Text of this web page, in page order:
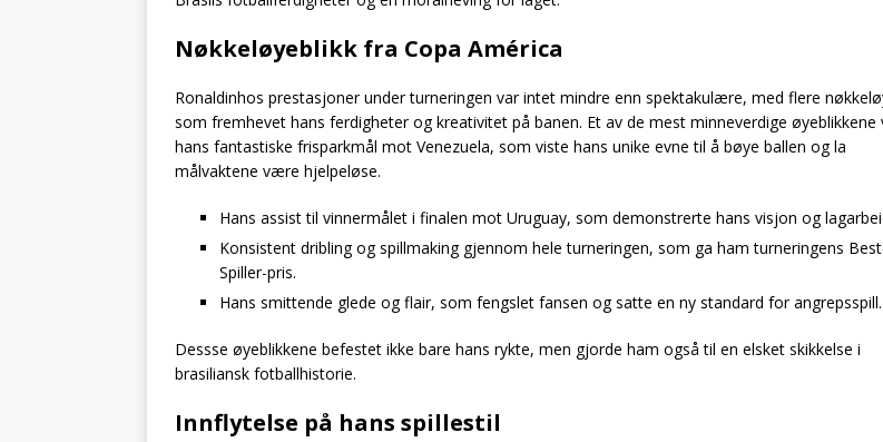
Nøkkeløyeblikk fra Copa América
Ronaldinhos prestasjoner under turneringen var intet mindre enn spektakulære, med flere
som fremhevet hans ferdigheter og kreativitet på banen. Et av de mest minneverdige øyeblikkene
hans fantastiske frisparkmål mot Venezuela, som viste hans unike evne til å bøye ballen og la
målvaktene være hjelpeløse.
Hans assist til vinnermålet i finalen mot Uruguay, som demonstrerte hans visjon og
Konsistent dribling og spillmaking gjennom hele turneringen, som ga ham turneringens
Spiller-pris.
Hans smittende glede og flair, som fengslet fansen og satte en ny standard for angrepsspill.
Dessse øyeblikkene befestet ikke bare hans rykte, men gjorde ham også til en elsket skikkelse i
brasiliansk fotballhistorie.
Innflytelse på hans spillestil